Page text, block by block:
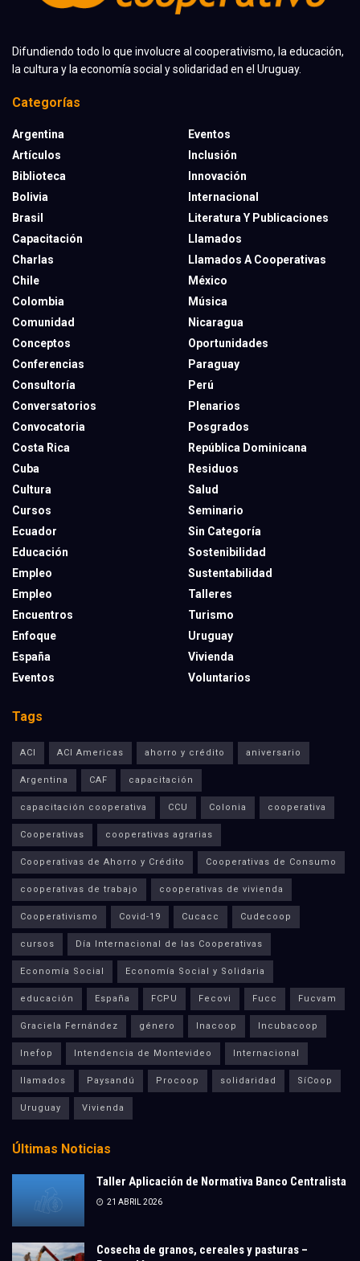
Difundiendo todo lo que involucre al cooperativismo, la educación,
la cultura y la economía social y solidaridad en el Uruguay.
Categorías
Argentina
Artículos
Biblioteca
Bolivia
Brasil
Capacitación
Charlas
Chile
Colombia
Comunidad
Conceptos
Conferencias
Consultoría
Conversatorios
Convocatoria
Costa Rica
Cuba
Cultura
Cursos
Ecuador
Educación
Empleo
Empleo
Encuentros
Enfoque
España
Eventos
Eventos
Inclusión
Innovación
Internacional
Literatura Y Publicaciones
Llamados
Llamados A Cooperativas
México
Música
Nicaragua
Oportunidades
Paraguay
Perú
Plenarios
Posgrados
República Dominicana
Residuos
Salud
Seminario
Sin Categoría
Sostenibilidad
Sustentabilidad
Talleres
Turismo
Uruguay
Vivienda
Voluntarios
Tags
ACI ACI Americas ahorro y crédito aniversario
Argentina CAF capacitación
capacitación cooperativa CCU Colonia cooperativa
Cooperativas cooperativas agrarias
Cooperativas de Ahorro y Crédito Cooperativas de Consumo
cooperativas de trabajo cooperativas de vivienda
Cooperativismo Covid-19 Cucacc Cudecoop
cursos Día Internacional de las Cooperativas
Economía Social Economía Social y Solidaria
educación España FCPU Fecovi Fucc Fucvam
Graciela Fernández género Inacoop Incubacoop
Inefop Intendencia de Montevideo Internacional
llamados Paysandú Procoop solidaridad SíCoop
Uruguay Vivienda
Últimas Noticias
Taller Aplicación de Normativa Banco Centralista
21 ABRIL 2026
Cosecha de granos, cereales y pasturas –